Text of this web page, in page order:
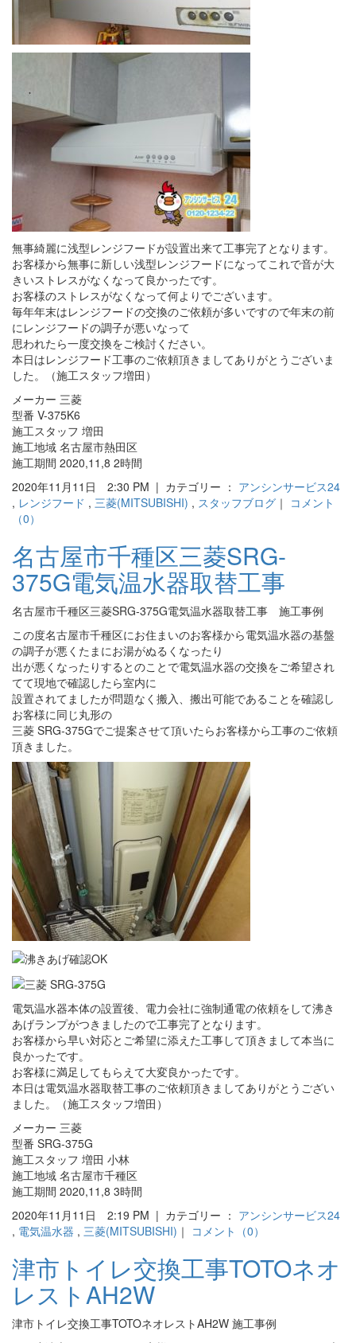
無事綺麗に浅型レンジフードが設置出来て工事完了となります。
お客様から無事に新しい浅型レンジフードになってこれで音が大
きいストレスがなくなって良かったです。
お客様のストレスがなくなって何よりでございます。
毎年年末はレンジフードの交換のご依頼が多いですので年末の前
にレンジフードの調子が悪いなって
思われたら一度交換をご検討ください。
本日はレンジフード工事のご依頼頂きましてありがとうございま
した。（施工スタッフ増田）
メーカー 三菱
型番 V-375K6
施工スタッフ 増田
施工地域 名古屋市熱田区
施工期間 2020,11,8 2時間
2020年11月11日 2:30 PM | カテゴリー ： アンシンサービス24
, レンジフード , 三菱(MITSUBISHI) , スタッフブログ ｜ コメント
（0）
名古屋市千種区三菱SRG-
375G電気温水器取替工事
名古屋市千種区三菱SRG-375G電気温水器取替工事 施工事例
この度名古屋市千種区にお住まいのお客様から電気温水器の基盤
の調子が悪くたまにお湯がぬるくなったり
出が悪くなったりするとのことで電気温水器の交換をご希望され
てて現地で確認したら室内に
設置されてましたが問題なく搬入、搬出可能であることを確認し
お客様に同じ丸形の
三菱 SRG-375Gでご提案させて頂いたらお客様から工事のご依頼
頂きました。
電気温水器本体の設置後、電力会社に強制通電の依頼をして沸き
あげランプがつきましたので工事完了となります。
お客様から早い対応とご希望に添えた工事して頂きまして本当に
良かったです。
お客様に満足してもらえて大変良かったです。
本日は電気温水器取替工事のご依頼頂きましてありがとうござい
ました。（施工スタッフ増田）
メーカー 三菱
型番 SRG-375G
施工スタッフ 増田 小林
施工地域 名古屋市千種区
施工期間 2020,11,8 3時間
2020年11月11日 2:19 PM | カテゴリー ： アンシンサービス24
, 電気温水器 , 三菱(MITSUBISHI) ｜ コメント（0）
津市トイレ交換工事TOTOネオ
レストAH2W
津市トイレ交換工事TOTOネオレストAH2W 施工事例